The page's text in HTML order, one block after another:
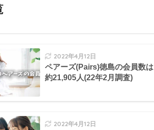
2022年4月12日
ペアーズ(Pairs)徳島の会員数は
約21,905人(22年2月調査)
2022年4月12日